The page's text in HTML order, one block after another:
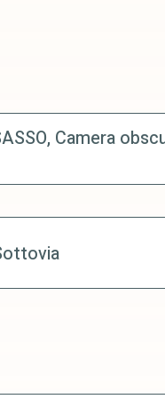
Camera